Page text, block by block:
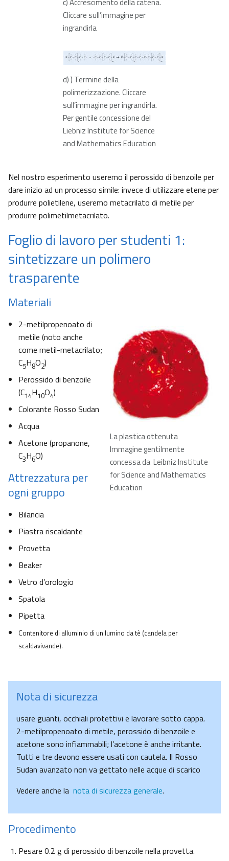
c) Accrescimento della catena.
Cliccare sull’immagine per
ingrandirla
d) ) Termine della
polimerizzazione. Cliccare
sull’immagine per ingrandirla.
Per gentile concessione del
Liebniz Institute for Science
and Mathematics Education
Nel nostro esperimento useremo il perossido di benzoile per
dare inizio ad un processo simile: invece di utilizzare etene per
produrre polietilene, useremo metacrilato di metile per
produrre polimetilmetacrilato.
Foglio di lavoro per studenti 1:
sintetizzare un polimero
trasparente
Materiali
La plastica ottenuta
Immagine gentilmente
concessa da Leibniz Institute
for Science and Mathematics
Education
2-metilpropenoato di
metile (noto anche
come metil-metacrilato;
C5H8O2)
Perossido di benzoile
(C14H10O4)
Colorante Rosso Sudan
Acqua
Acetone (propanone,
C3H6O)
Attrezzatura per
ogni gruppo
Bilancia
Piastra riscaldante
Provetta
Beaker
Vetro d’orologio
Spatola
Pipetta
Contenitore di alluminio di un lumino da tè (candela per
scaldavivande).
Nota di sicurezza
usare guanti, occhiali protettivi e lavorare sotto cappa.
2-metilpropenoato di metile, perossido di benzoile e
acetone sono infiammabili; l’acetone è anche irritante.
Tutti e tre devono essere usati con cautela. Il Rosso
Sudan avanzato non va gettato nelle acque di scarico
Vedere anche la nota di sicurezza generale.
Procedimento
Pesare 0.2 g di perossido di benzoile nella provetta.